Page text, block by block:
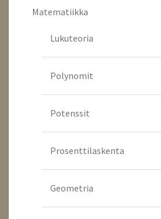
Matematiikka
Lukuteoria
Polynomit
Potenssit
Prosenttilaskenta
Geometria